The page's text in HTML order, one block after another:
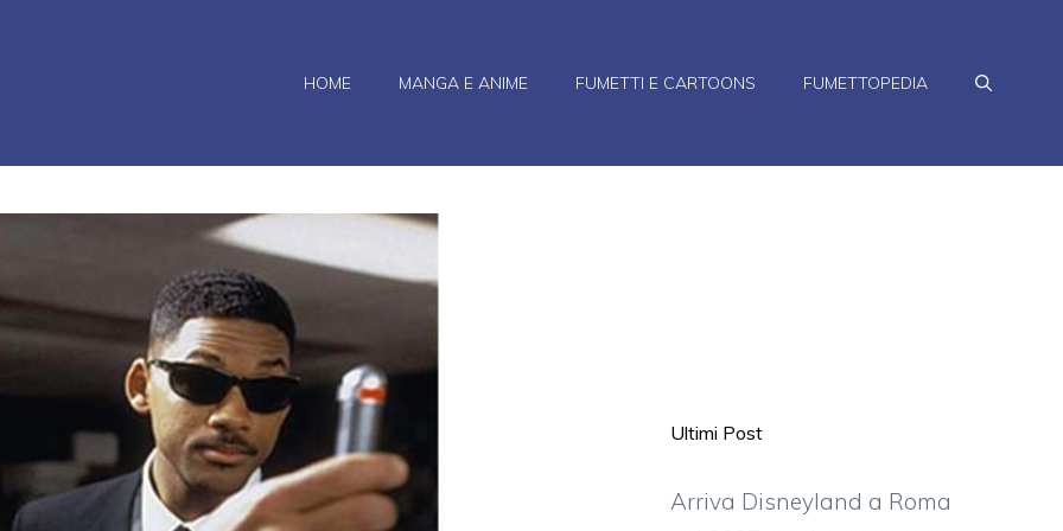
HOME MANGA E ANIME FUMETTI E CARTOONS FUMETTOPEDIA
Ultimi Post
Arriva Disneyland a Roma